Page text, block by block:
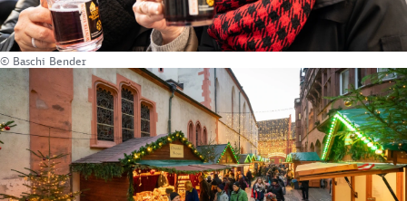
© Baschi Bender